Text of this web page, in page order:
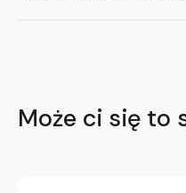
Może ci się to